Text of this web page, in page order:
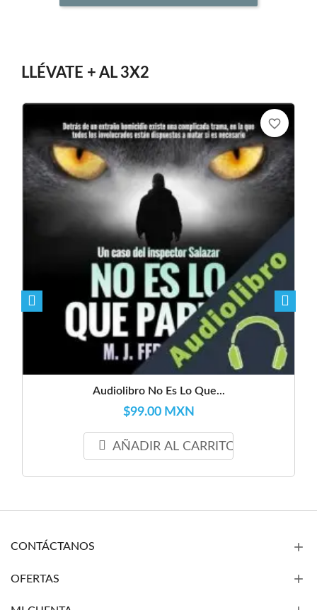
LLÉVATE + AL 3X2
Audiolibro No Es Lo Que...
$99.00 MXN
AÑADIR AL CARRITO
favorite_border
CONTÁCTANOS
OFERTAS